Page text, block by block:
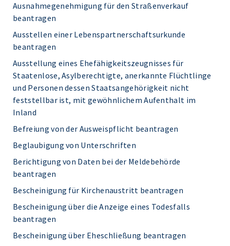
Ausnahmegenehmigung für den Straßenverkauf
beantragen
Ausstellen einer Lebenspartnerschaftsurkunde
beantragen
Ausstellung eines Ehefähigkeitszeugnisses für
Staatenlose, Asylberechtigte, anerkannte Flüchtlinge
und Personen dessen Staatsangehörigkeit nicht
feststellbar ist, mit gewöhnlichem Aufenthalt im
Inland
Befreiung von der Ausweispflicht beantragen
Beglaubigung von Unterschriften
Berichtigung von Daten bei der Meldebehörde
beantragen
Bescheinigung für Kirchenaustritt beantragen
Bescheinigung über die Anzeige eines Todesfalls
beantragen
Bescheinigung über Eheschließung beantragen